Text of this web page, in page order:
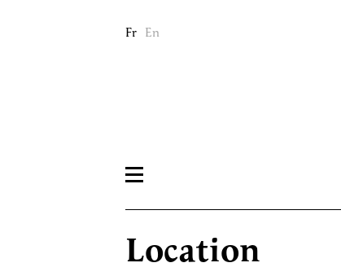
Fr En
Location